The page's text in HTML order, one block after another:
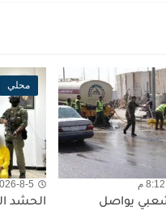
يواصل
محلي
2026-8-5
الحشد